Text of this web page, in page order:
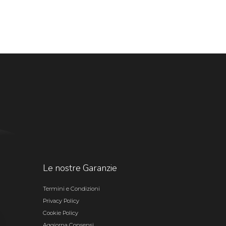
Le nostre Garanzie
Termini e Condizioni
Privacy Policy
Cookie Policy